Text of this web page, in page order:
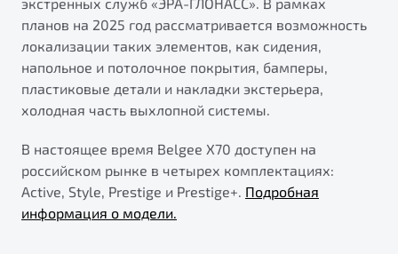
планов на 2025 год рассматривается возможность
локализации таких элементов, как сидения,
напольное и потолочное покрытия, бамперы,
пластиковые детали и накладки экстерьера,
холодная часть выхлопной системы.
В настоящее время Belgee X70 доступен на
российском рынке в четырех комплектациях:
Active, Style, Prestige и Prestige+. Подробная
информация о модели.